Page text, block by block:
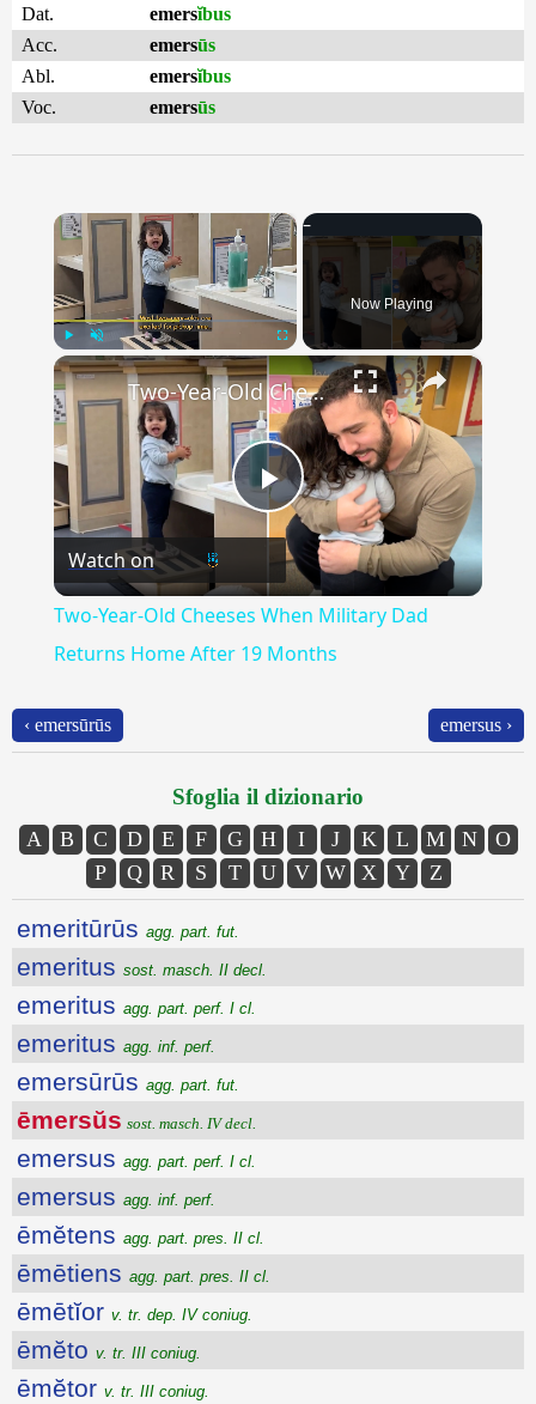
Dat.
emersĭbus
Acc.
emersūs
Abl.
emersĭbus
Voc.
emersūs
×
Play Unmute Fullscreen
Now Playing
×
Play
Video
Two-Year-Old Cheeses When Military Dad Returns Home After 19 Months
Watch on
Two-Year-Old Cheeses When Military Dad
Returns Home After 19 Months
‹ emersūrūs emersus ›
Sfoglia il dizionario
A B C D E F G H I J K L M N
O
P
Q R S T U V W X Y Z
emeritūrūs agg. part. fut.
emeritus sost. masch. II decl.
emeritus agg. part. perf. I cl.
emeritus agg. inf. perf.
emersūrūs agg. part. fut.
ēmersŭs sost. masch. IV decl.
emersus agg. part. perf. I cl.
emersus agg. inf. perf.
ēmĕtens agg. part. pres. II cl.
ēmētiens agg. part. pres. II cl.
ēmētĭor v. tr. dep. IV coniug.
ēmĕto v. tr. III coniug.
ēmĕtor v. tr. III coniug.